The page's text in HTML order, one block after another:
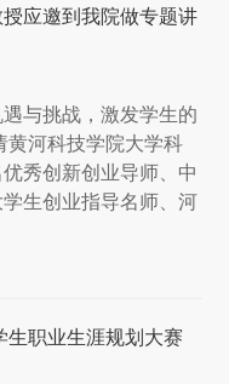
应邀到我院做专题讲
与挑战，激发学生的
河科技学院大学科
秀创新创业导师、中
生创业指导名师、河
职业生涯规划大赛